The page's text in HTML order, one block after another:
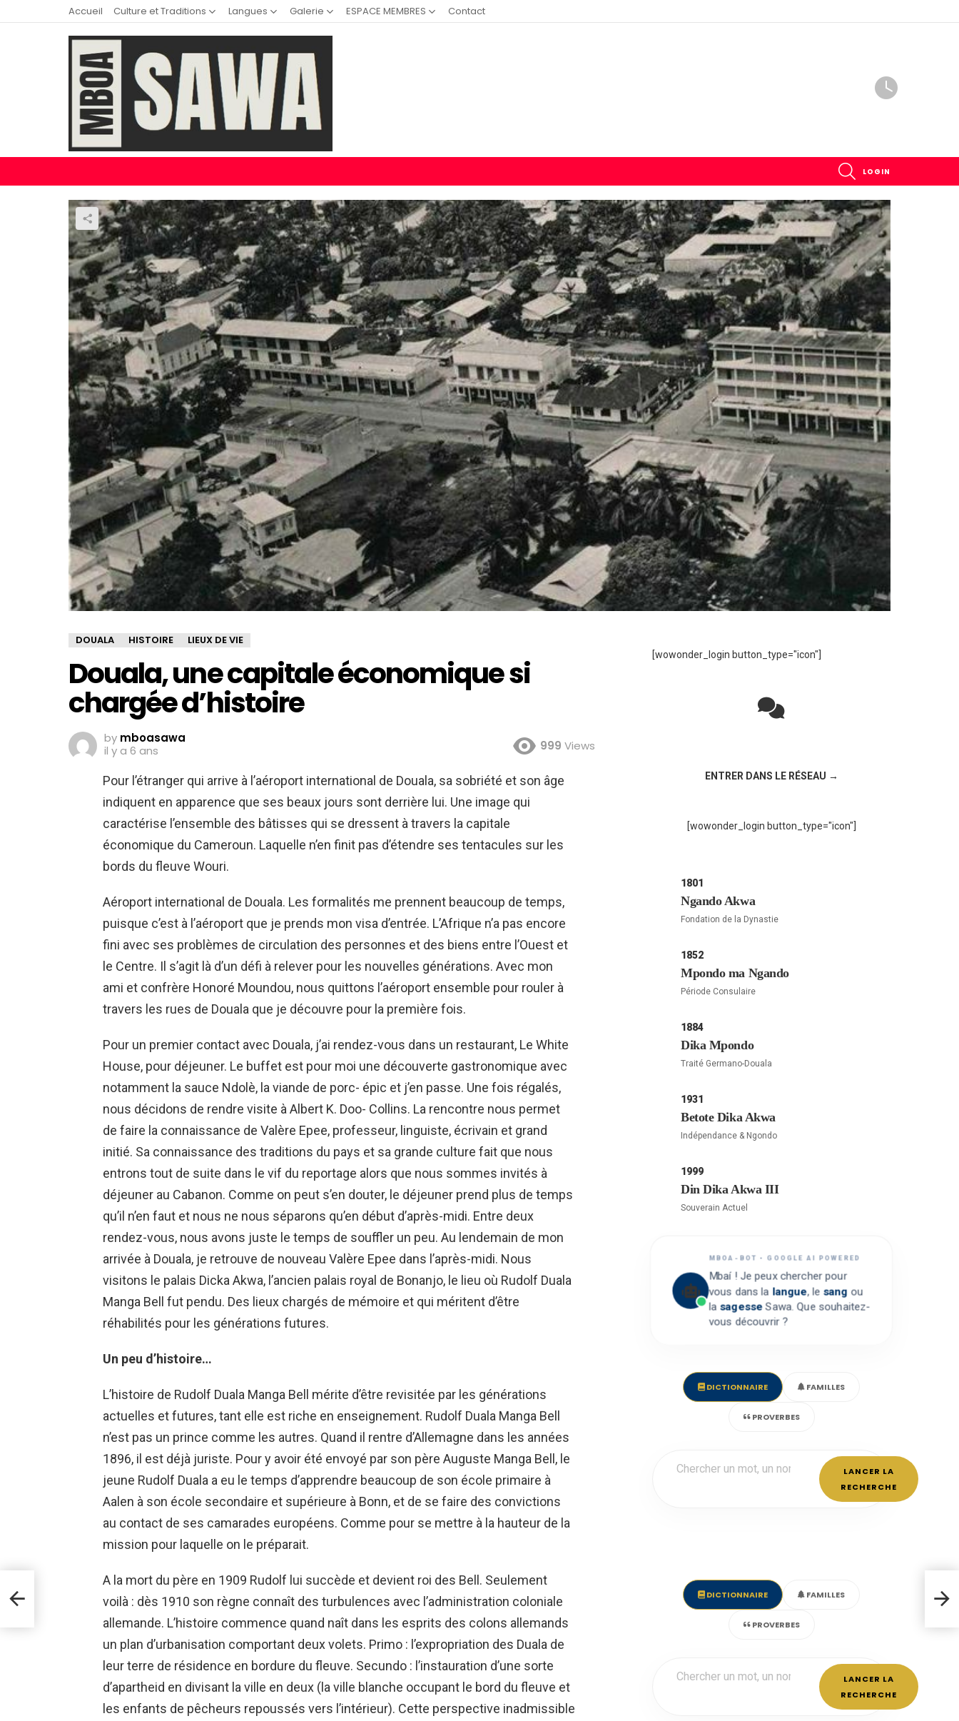
Accueil Culture et Traditions Langues Galerie ESPACE MEMBRES Contact
LOGIN
DOUALA HISTOIRE LIEUX DE VIE
Douala, une capitale économique si
chargée d’histoire
by mboasawa
il y a 6 ans
999 Views
Pour l’étranger qui arrive à l’aéroport international de Douala, sa sobriété et son âge
indiquent en apparence que ses beaux jours sont derrière lui. Une image qui
caractérise l’ensemble des bâtisses qui se dressent à travers la capitale
économique du Cameroun. Laquelle n’en finit pas d’étendre ses tentacules sur les
bords du fleuve Wouri.
Aéroport international de Douala. Les formalités me prennent beaucoup de temps,
puisque c’est à l’aéroport que je prends mon visa d’entrée. L’Afrique n’a pas encore
fini avec ses problèmes de circulation des personnes et des biens entre l’Ouest et
le Centre. Il s’agit là d’un défi à relever pour les nouvelles générations. Avec mon
ami et confrère Honoré Moundou, nous quittons l’aéroport ensemble pour rouler à
travers les rues de Douala que je découvre pour la première fois.
Pour un premier contact avec Douala, j’ai rendez-vous dans un restaurant, Le White
House, pour déjeuner. Le buffet est pour moi une découverte gastronomique avec
notamment la sauce Ndolè, la viande de porc- épic et j’en passe. Une fois régalés,
nous décidons de rendre visite à Albert K. Doo- Collins. La rencontre nous permet
de faire la connaissance de Valère Epee, professeur, linguiste, écrivain et grand
initié. Sa connaissance des traditions du pays et sa grande culture fait que nous
entrons tout de suite dans le vif du reportage alors que nous sommes invités à
déjeuner au Cabanon. Comme on peut s’en douter, le déjeuner prend plus de temps
qu’il n’en faut et nous ne nous séparons qu’en début d’après-midi. Entre deux
rendez-vous, nous avons juste le temps de souffler un peu. Au lendemain de mon
arrivée à Douala, je retrouve de nouveau Valère Epee dans l’après-midi. Nous
visitons le palais Dicka Akwa, l’ancien palais royal de Bonanjo, le lieu où Rudolf Duala
Manga Bell fut pendu. Des lieux chargés de mémoire et qui méritent d’être
réhabilités pour les générations futures.
Un peu d’histoire…
L’histoire de Rudolf Duala Manga Bell mérite d’être revisitée par les générations
actuelles et futures, tant elle est riche en enseignement. Rudolf Duala Manga Bell
n’est pas un prince comme les autres. Quand il rentre d’Allemagne dans les années
1896, il est déjà juriste. Pour y avoir été envoyé par son père Auguste Manga Bell, le
jeune Rudolf Duala a eu le temps d’apprendre beaucoup de son école primaire à
Aalen à son école secondaire et supérieure à Bonn, et de se faire des convictions
au contact de ses camarades européens. Comme pour se mettre à la hauteur de la
mission pour laquelle on le préparait.
A la mort du père en 1909 Rudolf lui succède et devient roi des Bell. Seulement
voilà : dès 1910 son règne connaît des turbulences avec l’administration coloniale
allemande. L’histoire commence quand naît dans les esprits des colons allemands
un plan d’urbanisation comportant deux volets. Primo : l’expropriation des Duala de
leur terre de résidence en bordure du fleuve. Secundo : l’instauration d’une sorte
d’apartheid en divisant la ville en deux (la ville blanche occupant le bord du fleuve et
les enfants de pêcheurs repoussés vers l’intérieur). Cette perspective inadmissible
[wowonder_login button_type="icon"]
ENTRER DANS LE RÉSEAU →
[wowonder_login button_type="icon"]
1801
Ngando Akwa
Fondation de la Dynastie
1852
Mpondo ma Ngando
Période Consulaire
1884
Dika Mpondo
Traité Germano-Douala
1931
Betote Dika Akwa
Indépendance & Ngondo
1999
Din Dika Akwa III
Souverain Actuel
MBOA-BOT • GOOGLE AI POWERED
Mbaí ! Je peux chercher pour
vous dans la langue, le sangou
lasagesseSawa. Que souhaitez-
vous découvrir ?
DICTIONNAIRE FAMILLES
PROVERBES
LANCER LA
RECHERCHE
DICTIONNAIRE FAMILLES
PROVERBES
LANCER LA
RECHERCHE